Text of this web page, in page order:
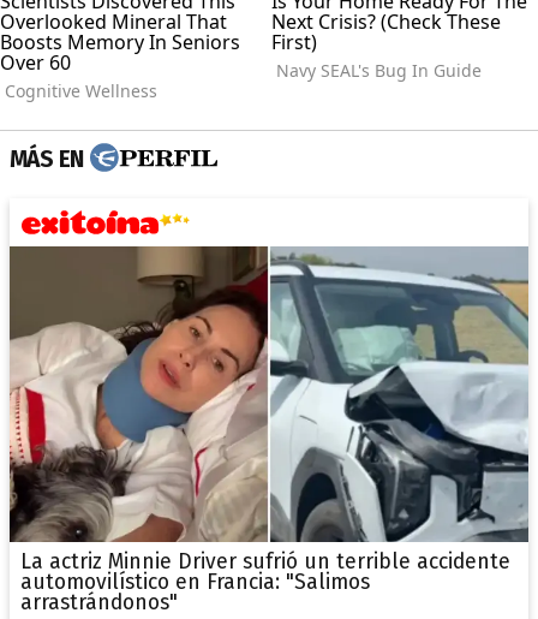
MÁS EN
La actriz Minnie Driver sufrió un terrible accidente
automovilístico en Francia: "Salimos
arrastrándonos"